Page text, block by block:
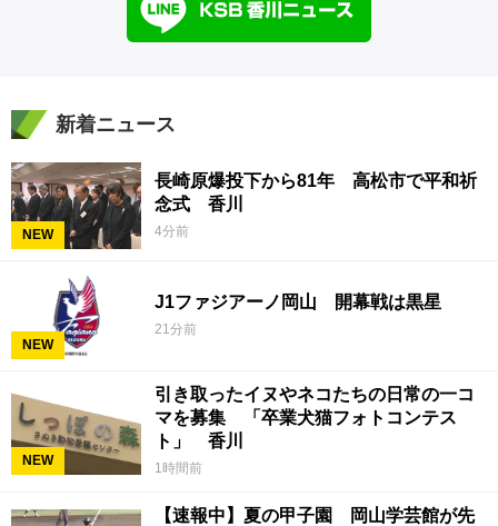
新着ニュース
NEW
長崎原爆投下から81年 高松市で平和祈
念式 香川
4分前
NEW
J1ファジアーノ岡山 開幕戦は黒星
21分前
NEW
引き取ったイヌやネコたちの日常の一コ
マを募集 「卒業犬猫フォトコンテス
ト」 香川
1時間前
【速報中】夏の甲子園 岡山学芸館が先